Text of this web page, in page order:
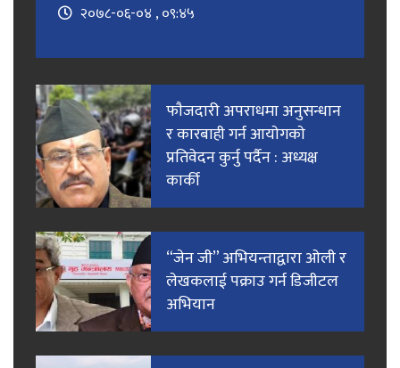
२०७८-०६-०४ , ०९:४५
फाैजदारी अपराधमा अनुसन्धान
र कारबाही गर्न आयाेगकाे
प्रतिवेदन कुर्नु पर्दैन : अध्यक्ष
कार्की
“जेन जी” अभियन्ताद्वारा ओली र
लेखकलाई पक्राउ गर्न डिजीटल
अभियान